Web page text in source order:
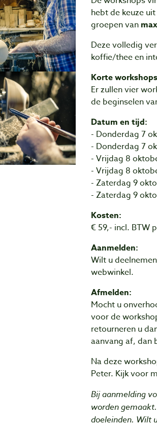
hebt de keuze
groepen van
Deze volledig
koffie/thee en
Korte workshops
Er zullen vier
de beginselen
Datum en tijd:
- Donderdag 7
- Donderdag 7
- Vrijdag 8
- Vrijdag 8
- Zaterdag 9
- Zaterdag 9
Kosten:
€ 59,- incl. BTW
Aanmelden:
Wilt u
webwinkel.
Afmelden:
Mocht u
voor de
retourneren u
aanvang af, dan
Na deze
Peter. Kijk voor
Bij aanmelding
worden
doeleinden. Wilt